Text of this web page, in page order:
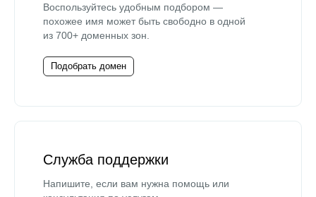
Воспользуйтесь удобным подбором —
похожее имя может быть свободно в одной
из 700+ доменных зон.
Подобрать домен
Служба поддержки
Напишите, если вам нужна помощь или